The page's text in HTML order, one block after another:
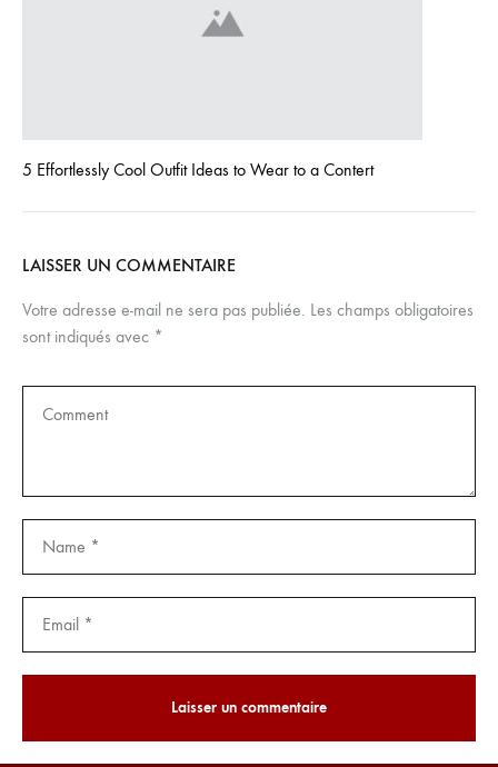
5 Effortlessly Cool Outfit Ideas to Wear to a Contert
LAISSER UN COMMENTAIRE
Votre adresse e-mail ne sera pas publiée. Les champs obligatoires
sont indiqués avec *